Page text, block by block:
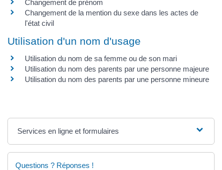
Changement de prénom
Changement de la mention du sexe dans les actes de
l'état civil
Utilisation d'un nom d'usage
Utilisation du nom de sa femme ou de son mari
Utilisation du nom des parents par une personne majeure
Utilisation du nom des parents par une personne mineure
Services en ligne et formulaires
Questions ? Réponses !